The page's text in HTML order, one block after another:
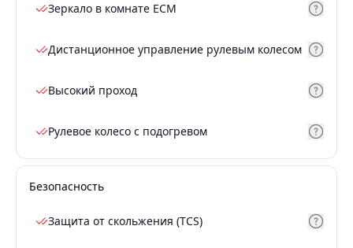
Зеркало в комнате ECM
Дистанционное управление рулевым колесом
Высокий проход
Рулевое колесо с подогревом
Безопасность
Защита от скольжения (TCS)